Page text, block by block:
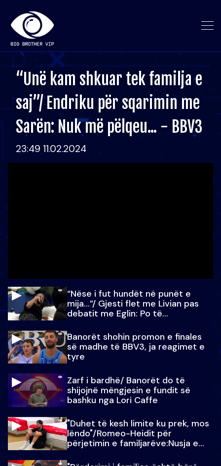
“Unë kam shkuar tek familja e
saj”/ Endriku për sqarimin me
Sarën: Nuk më pëlqeu... - BBV3
23:49 11.02.2024
“Nëse i fut hundët në punët e
mija…”/ Gjesti flet me Livian pas
debatit me Eglin: Po të
Banorët shohin promon e finales
së madhe të BBV3, ja reagimet e
tyre
Zarf i bardhë/ Banorët do të
shijojnë mëngjesin e fundit së
bashku nga Lori Caffe
"Duhet të kesh limite ku prek, mos
lëndo"/Romeo-Heidit për
përjetimin e familjarëve:Nusja e